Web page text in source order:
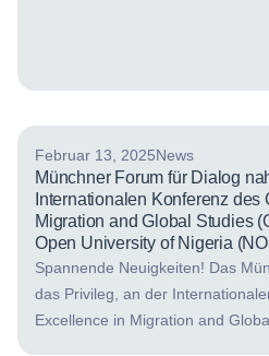
Februar 13, 2025News
Münchner Forum für Dialog
Internationalen Konferenz
Migration and Global Studies
Open University of Nigeria
Spannende Neuigkeiten! Das
das Privileg, an der
Excellence in Migration and Global